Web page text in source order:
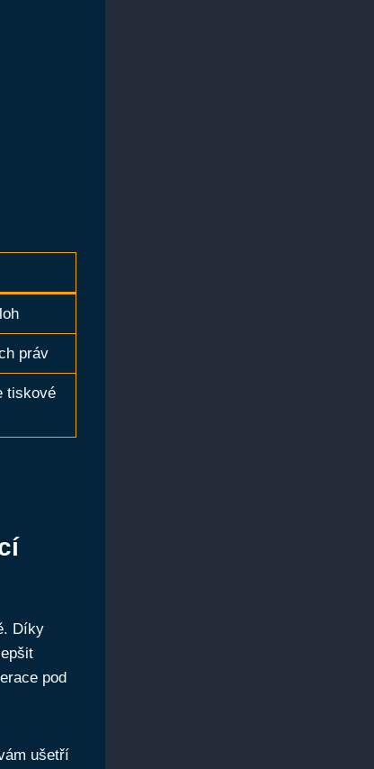
práv
tiskové
Díky
pod
ušetří